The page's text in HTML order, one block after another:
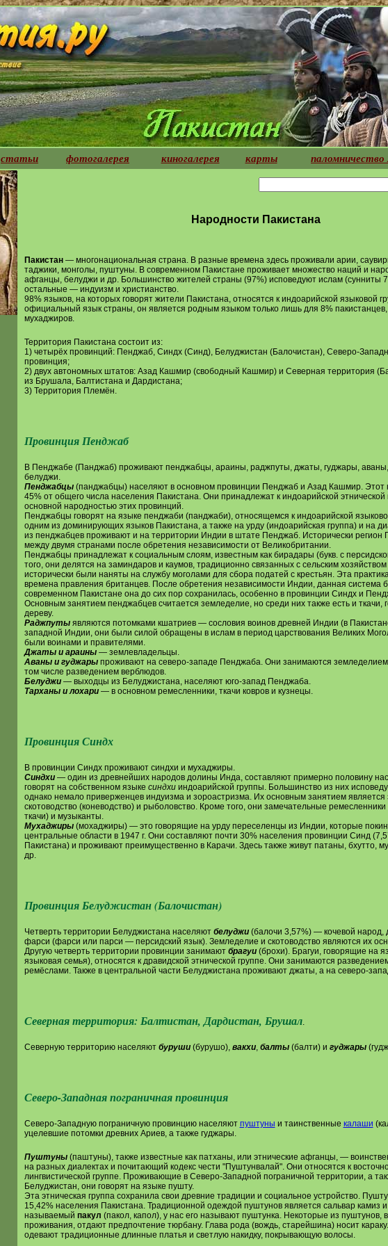
статьи фотогалерея киногалерея карты паломничество
Народности Пакистана
Пакистан— многонациональная страна. В разные времена здесь проживали арии,
таджики, монголы, пуштуны. В современном Пакистане проживает множество наций и
афганцы, белуджи и др. Большинство жителей страны (97%) исповедуют ислам (сунниты
остальные — индуизм и христианство.
98% языков, на которых говорят жители Пакистана, относятся к индоарийской языковой
официальный язык страны, он является родным языком только лишь для 8%
мухаджиров.
Территория Пакистана состоит из:
1) четырёх провинций: Пенджаб, Синдх (Синд), Белуджистан (Балочистан), Северо-
провинция;
2) двух автономных штатов: Азад Кашмир (свободный Кашмир) и Северная территория
из Брушала, Балтистана и Дардистана;
3) Территория Племён.
Провинция Пенджаб
В Пенджабе (Панджаб) проживают пенджабцы, араины, раджпуты, джаты, гуджары,
белуджи.
Пенджабцы(панджабцы) населяют в основном провинции Пенджаб и Азад Кашмир. Этот
45% от общего числа населения Пакистана. Они принадлежат к индоарийской этнической
основной народностью этих провинций.
Пенджабцы говорят на языке пенджаби (панджаби), относящемся к индоарийской
одним из доминирующих языков Пакистана, а также на урду (индоарийская группа) и на
из пенджабцев проживают и на территории Индии в штате Пенджаб. Исторически
между двумя странами после обретения независимости от Великобритании.
Пенджабцы принадлежат к социальным слоям, известным как бирадары (букв. с
того, они делятся на заминдаров и каумов, традиционно связанных с сельским
исторически были наняты на службу моголами для сбора податей с крестьян. Эта
времена правления британцев. После обретения независимости Индии, данная система
современном Пакистане она до сих пор сохранилась, особенно в провинции Синдх и
Основным занятием пенджабцев считается земледелие, но среди них также есть и ткачи,
дереву.
Раджпутыявляются потомками кшатриев — сословия воинов древней Индии (в
западной Индии, они были силой обращены в ислам в период царствования Великих
были воинами и правителями.
Джаты и араины— землевладельцы.
Аваны и гуджарыпроживают на северо-западе Пенджаба. Они занимаются земледелием
том числе разведением верблюдов.
Белуджи— выходцы из Белуджистана, населяют юго-запад Пенджаба.
Тарханы и лохари— в основном ремесленники, ткачи ковров и кузнецы.
Провинция Синдх
В провинции Синдх проживают синдхи и мухаджиры.
Синдхи— один из древнейших народов долины Инда, составляют примерно половину
говорят на собственном языке синдхи индоарийской группы. Большинство из них
однако немало приверженцев индуизма и зороастризма. Их основным занятием
скотоводство (коневодство) и рыболовство. Кроме того, они замечательные
ткачи) и музыканты.
Мухаджиры(мохаджиры) — это говорящие на урду переселенцы из Индии, которые
центральные области в 1947 г. Они составляют почти 30% населения провинции Синд
Пакистана) и проживают преимущественно в Карачи. Здесь также живут патаны, бхутто,
др.
Провинция Белуджистан (Балочистан)
Четверть территории Белуджистана населяют белуджи(балочи 3,57%) — кочевой народ,
фарси (фарси или парси — персидский язык). Земледелие и скотоводство являются их
Другую четверть территории провинции занимают брагуи(брохи). Брагуи, говорящие на
языковая семья), относятся к дравидской этнической группе. Они занимаются
ремёслами. Также в центральной части Белуджистана проживают джаты, а на северо-
Северная территория: Балтистан, Дардистан, Брушал.
Северную территорию населяют буруши(бурушо), вакхи, балты(балти) и гуджары
Северо-Западная пограничная провинция
Северо-Западную пограничную провинцию населяют пуштуны и таинственные калаши
уцелевшие потомки древних Ариев, а также гуджары.
Пуштуны(паштуны), также известные как патханы, или этнические афганцы, —
на разных диалектах и почитающий кодекс чести "Пуштунвалай". Они относятся к
лингвистической группе. Проживающие в Северо-Западной пограничной территории, а
Белуджистан, они говорят на языке пушту.
Эта этническая группа сохранила свои древние традиции и социальное устройство.
15,42% населения Пакистана. Традиционной одеждой пуштунов является сальвар камиз и
называемый пакул (пакол, капол), у нас его называют пуштунка. Некоторые из пуштунов,
проживания, отдают предпочтение тюрбану. Глава рода (вождь, старейшина) носит
одевают традиционные длинные платья и светлую накидку, покрывающую волосы.